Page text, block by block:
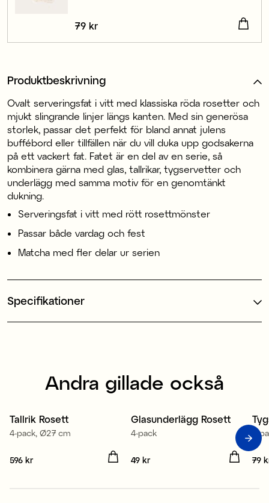
Pris:79 kr
79 kr
Produktbeskrivning
Ovalt serveringsfat i vitt med klassiska röda rosetter och
mjukt slingrande linjer längs kanten. Med sin generösa
storlek, passar det perfekt för bland annat julens
buffébord eller tillfällen när du vill duka upp godsakerna
på ett vackert fat. Fatet är en del av en serie, så
kombinera gärna med glas, tallrikar, tygservetter och
underlägg med samma motiv för en genomtänkt
dukning.
Serveringsfat i vitt med rött rosettmönster
Passar både vardag och fest
Matcha med fler delar ur serien
Specifikationer
Andra gillade också
Tallrik Rosett
4-pack, Ø27 cm
Pris :596 kr
596 kr
Glasunderlägg Rosett
4-pack
Pris:
49 kr
2-
Pris
79